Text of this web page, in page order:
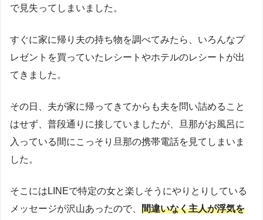
で見失ってしまいました。
すぐに家に帰り夫の持ち物を調べてみたら、いろんなプ
レゼントを買っていたレシートやホテルのレシートが出
てきました。
その日、夫が家に帰ってきてからも夫を問い詰めること
はせず、普段通りに接していましたが、旦那がお風呂に
入っている間にこっそり旦那の携帯電話を見てしまいま
した。
そこにはLINEで特定の女と楽しそうにやりとりしている
メッセージが沢山あったので、 間違いなく主人が浮気を